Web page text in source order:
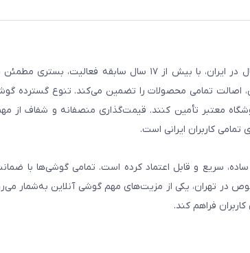
فروشگاه گوشی آنلاین به‌عنوان یکی از مراجع تخصصی خرید لوازم دیجیتال در ایران،
اصالت تمامی محصولات را تضمین می‌کند. تنوع گسترده
معتبر تأمین کنند. قیمت‌گذاری منصفانه و شفاف از
کاربران ایرانی است.
سریع و قابل اعتماد کرده است. تمامی گوشی‌ها با
در تهران، یکی از مزیت‌های مهم گوشی آنلاین به‌شمار
فراهم کند.